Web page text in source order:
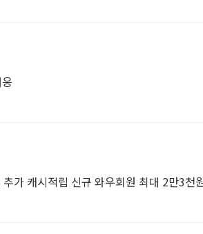
가 캐시적립 신규 와우회원 최대 2만3